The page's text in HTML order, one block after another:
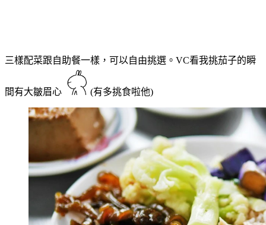
三樣配菜跟自助餐一樣，可以自由挑選。VC看我挑茄子的瞬
間有大皺眉心 (有多挑食啦他)